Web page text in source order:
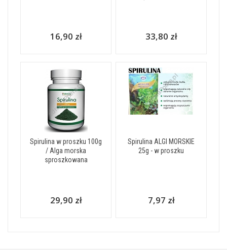
16,90 zł 33,80 zł
Spirulina w proszku 100g
/ Alga morska
sproszkowana
29,90 zł
Spirulina ALGI MORSKIE
25g - w proszku
7,97 zł